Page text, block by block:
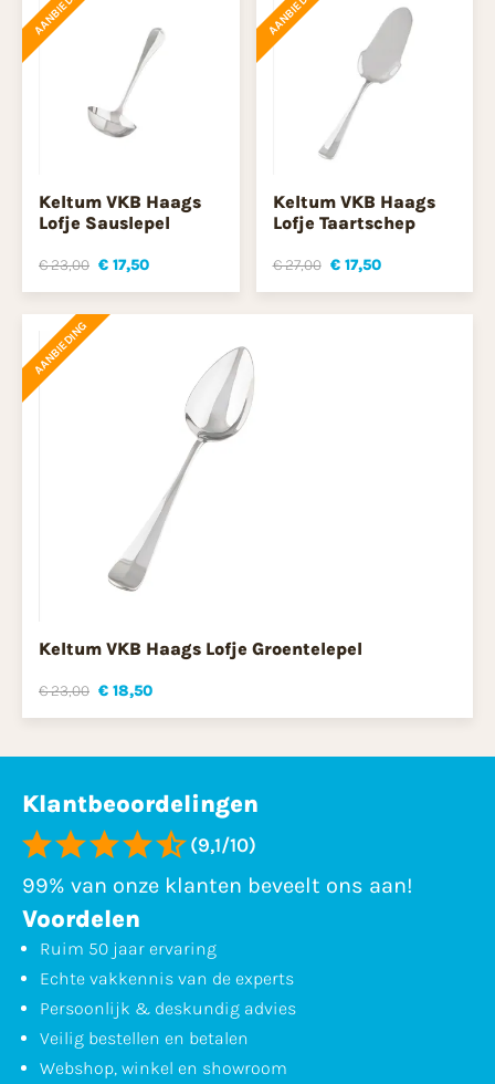
Keltum VKB Haags
Lofje Sauslepel
€ 23,00 € 17,50
Keltum VKB Haags
Lofje Taartschep
€ 27,00 € 17,50
AANBIEDING
Keltum VKB Haags Lofje Groentelepel
€ 23,00 € 18,50
Klantbeoordelingen
(9,1/10)
99% van onze klanten beveelt ons aan!
Voordelen
Ruim 50 jaar ervaring
Echte vakkennis van de experts
Persoonlijk & deskundig advies
Veilig bestellen en betalen
Webshop, winkel en showroom